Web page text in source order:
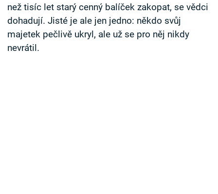
než tisíc let starý cenný balíček zakopat, se vědci
dohadují. Jisté je ale jen jedno: někdo svůj
majetek pečlivě ukryl, ale už se pro něj nikdy
nevrátil.